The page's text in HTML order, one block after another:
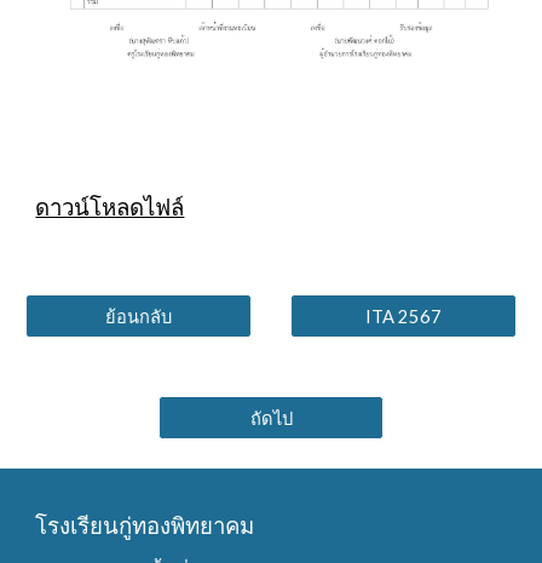
ดาวน์โหลดไฟล์
ย้อนกลับ ITA 2567
ถัดไป
โรงเรียนกู่ทองพิทยาคม